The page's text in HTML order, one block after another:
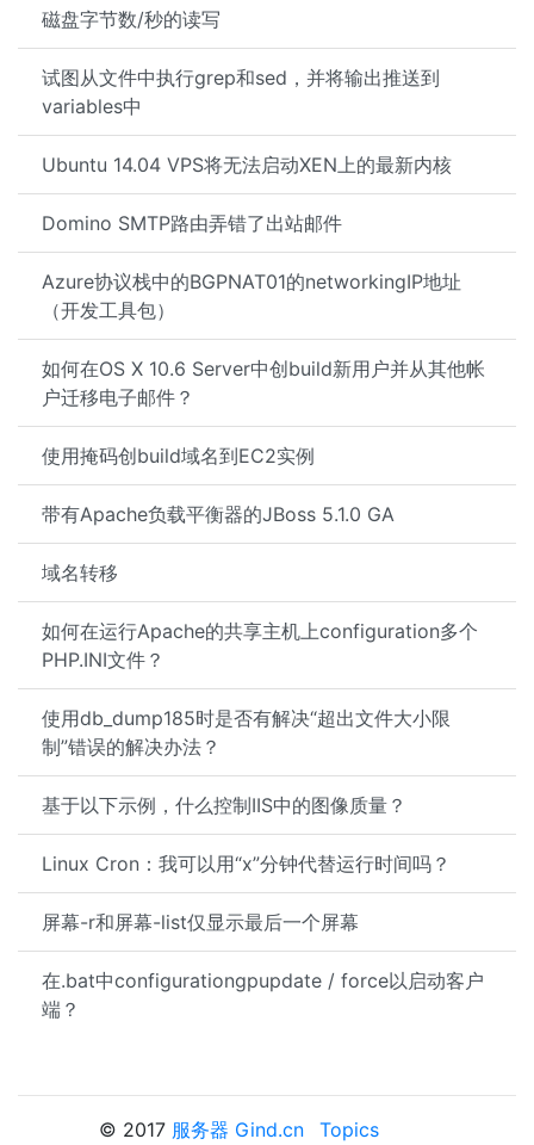
磁盘字节数/秒的读写
试图从文件中执行grep和sed，并将输出推送到
variables中
Ubuntu 14.04 VPS将无法启动XEN上的最新内核
Domino SMTP路由弄错了出站邮件
Azure协议栈中的BGPNAT01的networkingIP地址
（开发工具包）
如何在OS X 10.6 Server中创build新用户并从其他帐
户迁移电子邮件？
使用掩码创build域名到EC2实例
带有Apache负载平衡器的JBoss 5.1.0 GA
域名转移
如何在运行Apache的共享主机上configuration多个
PHP.INI文件？
使用db_dump185时是否有解决“超出文件大小限
制”错误的解决办法？
基于以下示例，什么控制IIS中的图像质量？
Linux Cron：我可以用“x”分钟代替运行时间吗？
屏幕-r和屏幕-list仅显示最后一个屏幕
在.bat中configurationgpupdate / force以启动客户
端？
© 2017 服务器 Gind.cn Topics